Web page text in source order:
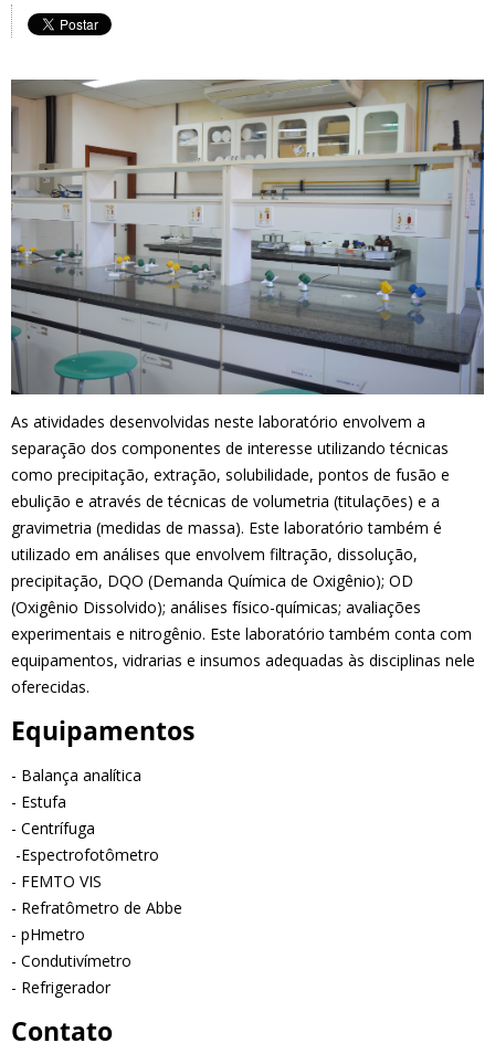
As atividades desenvolvidas neste laboratório envolvem a
separação dos componentes de interesse utilizando técnicas
como precipitação, extração, solubilidade, pontos de fusão e
ebulição e através de técnicas de volumetria (titulações) e a
gravimetria (medidas de massa). Este laboratório também é
utilizado em análises que envolvem filtração, dissolução,
precipitação, DQO (Demanda Química de Oxigênio); OD
(Oxigênio Dissolvido); análises físico-químicas; avaliações
experimentais e nitrogênio. Este laboratório também conta com
equipamentos, vidrarias e insumos adequadas às disciplinas nele
oferecidas.
Equipamentos
- Balança analítica
- Estufa
- Centrífuga
-Espectrofotômetro
- FEMTO VIS
- Refratômetro de Abbe
- pHmetro
- Condutivímetro
- Refrigerador
Contato